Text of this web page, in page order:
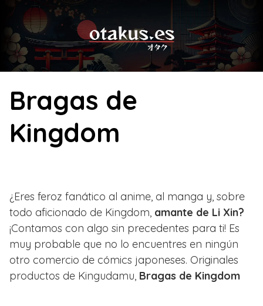
content
Bragas de
Kingdom
¿Eres feroz fanático al anime, al manga y, sobre
todo aficionado de Kingdom, amante de Li Xin?
¡Contamos con algo sin precedentes para ti! Es
muy probable que no lo encuentres en ningún
otro comercio de cómics japoneses. Originales
productos de Kingudamu, Bragas de Kingdom